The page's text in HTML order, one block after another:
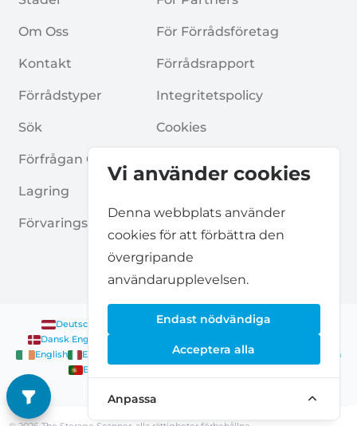
Vi använder cookies
Denna webbplats använder
cookies för att förbättra den
övergripande
användarupplevelsen.
Endast nödvändiga
Acceptera alla
Anpassa
Om Oss
Kontakt
Förrådstyper
Sök
Förfrågan Om Förråd
Lagring
Förvaringsguider
För Förrådsföretag
Förrådsrapport
Integritetspolicy
Cookies
Deutsch Nederlands|Français|English
Dansk English
English
English
English Nederlands|English Norsk
English
English